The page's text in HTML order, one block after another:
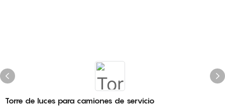
Torre de luces para camiones de servicio